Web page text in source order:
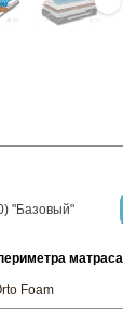
"Базовый"
матраса
Foam